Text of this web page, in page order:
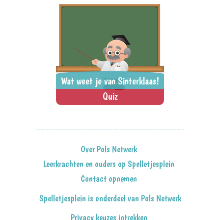
zo snel mogelijk de 52 kaarten
Wat weet je van Sinterklaas!
Quiz
Over Pols Netwerk
Leerkrachten en ouders op Spelletjesplein
Contact opnemen
Spelletjesplein is onderdeel van Pols Netwerk
Privacy keuzes intrekken